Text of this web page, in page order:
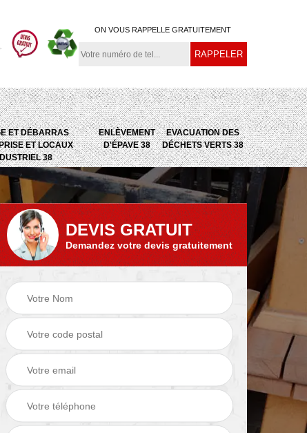
ON VOUS RAPPELLE GRATUITEMENT
ET DÉBARRAS
ET LOCAUX
38
ENLÈVEMENT
D'ÉPAVE 38
EVACUATION DES
DÉCHETS VERTS 38
Epaviste 38
Evacuation des
déchets verts 38
DEVIS GRATUIT
Demandez votre devis gratuitement